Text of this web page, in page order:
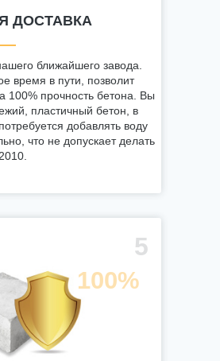
ДОСТАВКА
ближайшего завода.
время в пути, позволит
100% прочность бетона. Вы
пластичный бетон, в
добавлять воду
что не допускает делать
5
100%